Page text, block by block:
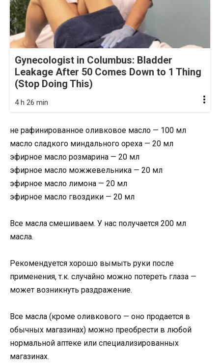
Gynecologist in Columbus: Bladder
Leakage After 50 Comes Down to 1 Thing
(Stop Doing This)
4 h 26 min
не рафинированное оливковое масло — 100 мл
масло сладкого миндального ореха — 20 мл
эфирное масло розмарина — 20 мл
эфирное масло можжевельника — 20 мл
эфирное масло лимона — 20 мл
эфирное масло гвоздики — 20 мл
Все масла смешиваем. У нас получается 200 мл
масла.
Рекомендуется хорошо вымыть руки после
применения, т.к. случайно можно потереть глаза —
может возникнуть раздражение.
Все масла (кроме оливкового — оно продается в
обычных магазинах) можно преобрести в любой
нормальной аптеке или специализированных
магазинах.